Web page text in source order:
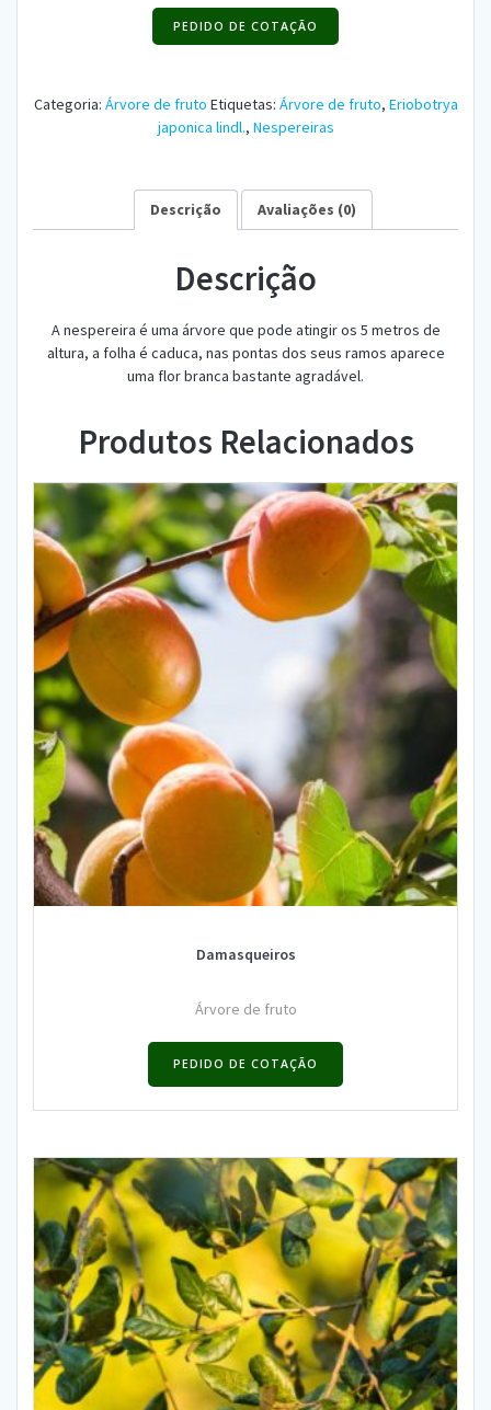
PEDIDO DE COTAÇÃO
Categoria: Árvore de fruto Etiquetas: Árvore de fruto, Eriobotrya
japonica lindl., Nespereiras
Descrição Avaliações (0)
Descrição
A nespereira é uma árvore que pode atingir os 5 metros de
altura, a folha é caduca, nas pontas dos seus ramos aparece
uma flor branca bastante agradável.
Produtos Relacionados
Damasqueiros
Árvore de fruto
PEDIDO DE COTAÇÃO